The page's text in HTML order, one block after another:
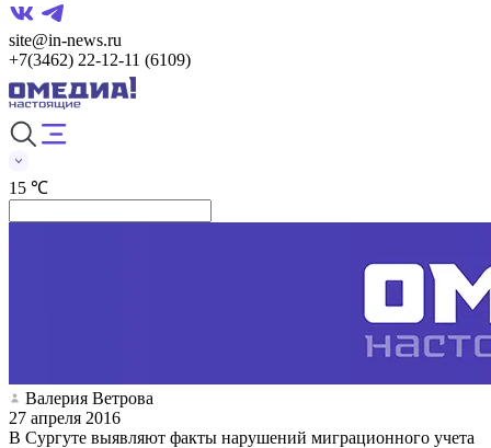
site@in-news.ru
+7(3462) 22-12-11 (6109)
15 ℃
Валерия Ветрова
27 апреля 2016
В Сургуте выявляют факты нарушений миграционного учета